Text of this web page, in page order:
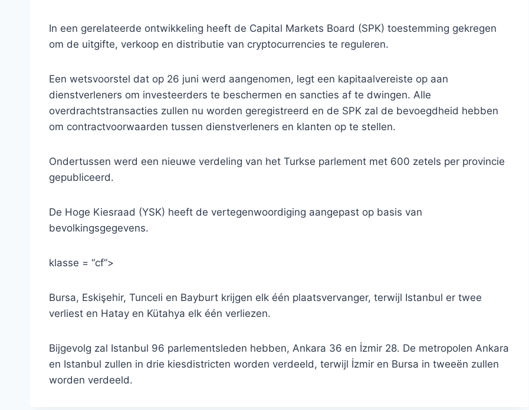
In een gerelateerde ontwikkeling heeft de Capital Markets Board (SPK) toestemming gekregen
om de uitgifte, verkoop en distributie van cryptocurrencies te reguleren.
Een wetsvoorstel dat op 26 juni werd aangenomen, legt een kapitaalvereiste op aan
dienstverleners om investeerders te beschermen en sancties af te dwingen. Alle
overdrachtstransacties zullen nu worden geregistreerd en de SPK zal de bevoegdheid hebben
om contractvoorwaarden tussen dienstverleners en klanten op te stellen.
Ondertussen werd een nieuwe verdeling van het Turkse parlement met 600 zetels per provincie
gepubliceerd.
De Hoge Kiesraad (YSK) heeft de vertegenwoordiging aangepast op basis van
bevolkingsgegevens.
klasse = “cf”>
Bursa, Eskişehir, Tunceli en Bayburt krijgen elk één plaatsvervanger, terwijl Istanbul er twee
verliest en Hatay en Kütahya elk één verliezen.
Bijgevolg zal Istanbul 96 parlementsleden hebben, Ankara 36 en İzmir 28. De metropolen Ankara
en Istanbul zullen in drie kiesdistricten worden verdeeld, terwijl İzmir en Bursa in tweeën zullen
worden verdeeld.